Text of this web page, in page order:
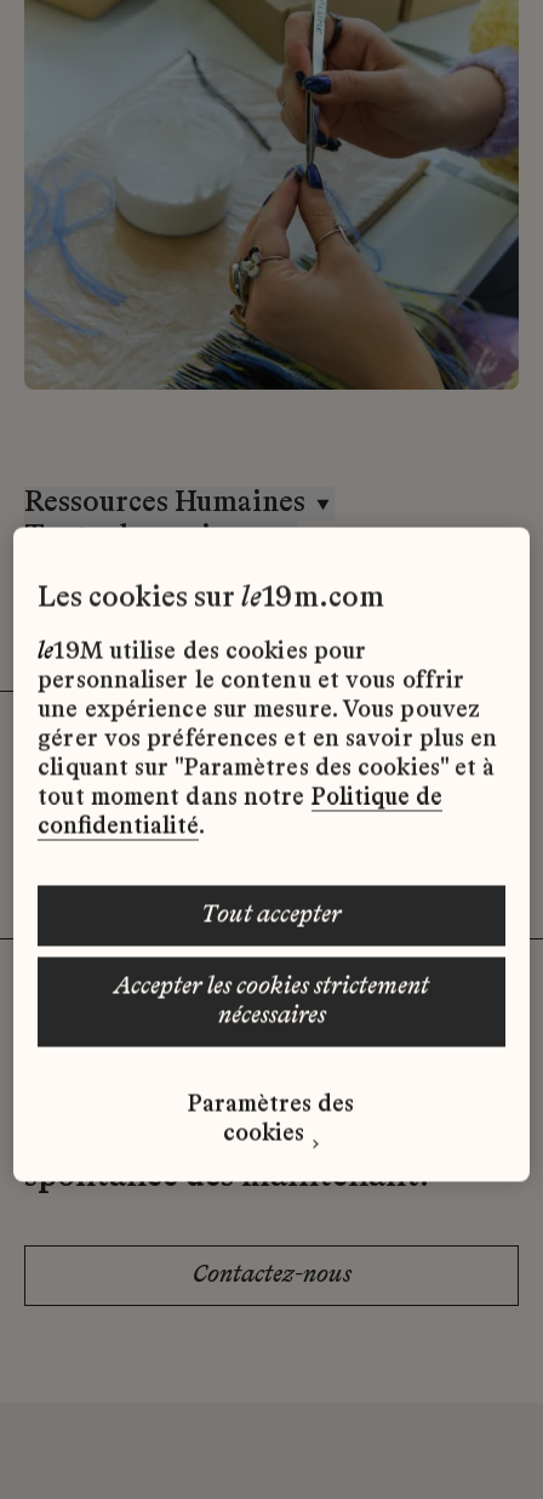
Ressources Humaines
Toutes les maisons
Désolé, il semble qu’il n’y ait pas
d’offres d’emploi disponibles pour le
moment.
Vous n'avez pas trouvé d'offre
qui correspond à votre profil ?
Envoyez-nous votre candidature
spontanée dès maintenant.
Contactez-nous
les cookies surle19m.com
le19M utilise des cookies pour
personnaliser le contenu et vous offrir
une expérience sur mesure. Vous pouvez
gérer vos préférences et en savoir plus en
cliquant sur "Paramètres des cookies" et à
tout moment dans notre Politique de
confidentialité.
accepter les cookies strictement
nécessaires
tout accepter
Paramètres des
cookies